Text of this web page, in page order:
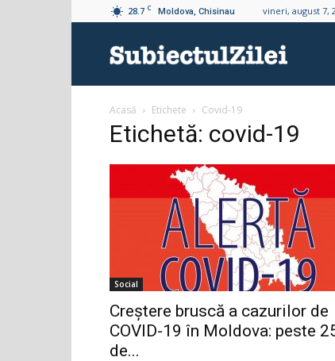
28.7 C Moldova, Chisinau vineri, august 7,
Acasă Etichete Covid-19
Etichetă: covid-19
Social
Creștere bruscă a cazurilor de
COVID-19 în Moldova: peste
de...